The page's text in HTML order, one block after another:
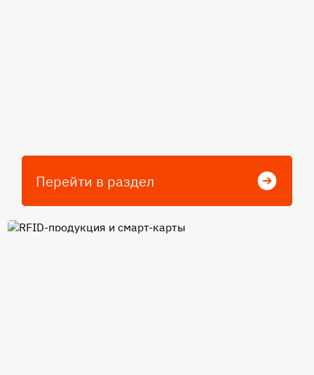
Перейти в раздел
RFID-продукция и смарт-